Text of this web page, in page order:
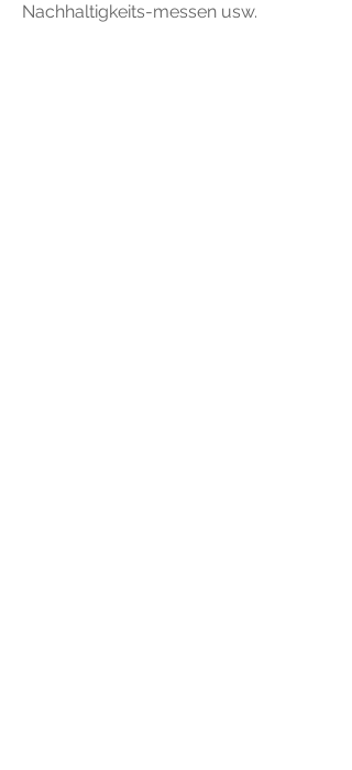
Nachhaltigkeits-messen usw.